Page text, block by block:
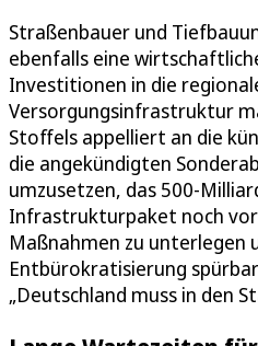
Straßenbauer und
ebenfalls eine
Investitionen in die
Versorgungsinfrastruktur
Stoffels appelliert an die
die angekündigten
umzusetzen, das 500-
Infrastrukturpaket noch
Maßnahmen zu unterlegen
Entbürokratisierung
„Deutschland muss in den